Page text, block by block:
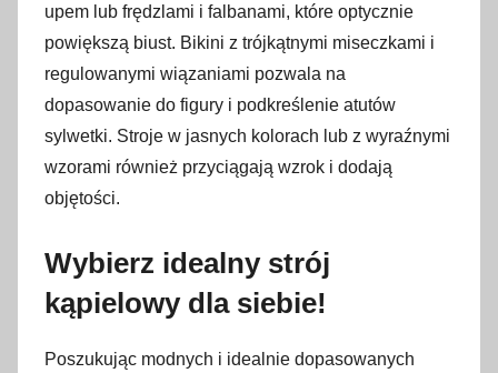
upem lub frędzlami i falbanami, które optycznie
powiększą biust. Bikini z trójkątnymi miseczkami i
regulowanymi wiązaniami pozwala na
dopasowanie do figury i podkreślenie atutów
sylwetki. Stroje w jasnych kolorach lub z wyraźnymi
wzorami również przyciągają wzrok i dodają
objętości.
Wybierz idealny strój
kąpielowy dla siebie!
Poszukując modnych i idealnie dopasowanych